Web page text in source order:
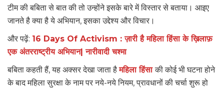
टीम की बबिता से बात की तो उन्होंने इसके बारे में विस्तार से बताया। आइए
जानते है क्या है ये अभियान, इसका उद्देश्य और विचार।
और पढ़ें: 16 Days Of Activism : ज़ारी है महिला हिंसा के ख़िलाफ़
एक अंतरराष्ट्रीय अभियान| नारीवादी चश्मा
बबिता कहती हैं, यह अक्सर देखा जाता हैमहिला हिंसाकी कोई भी घटना होने
के बाद महिला सुरक्षा के नाम पर नये-नये नियम, प्रावधानों की चर्चा शुरू हो